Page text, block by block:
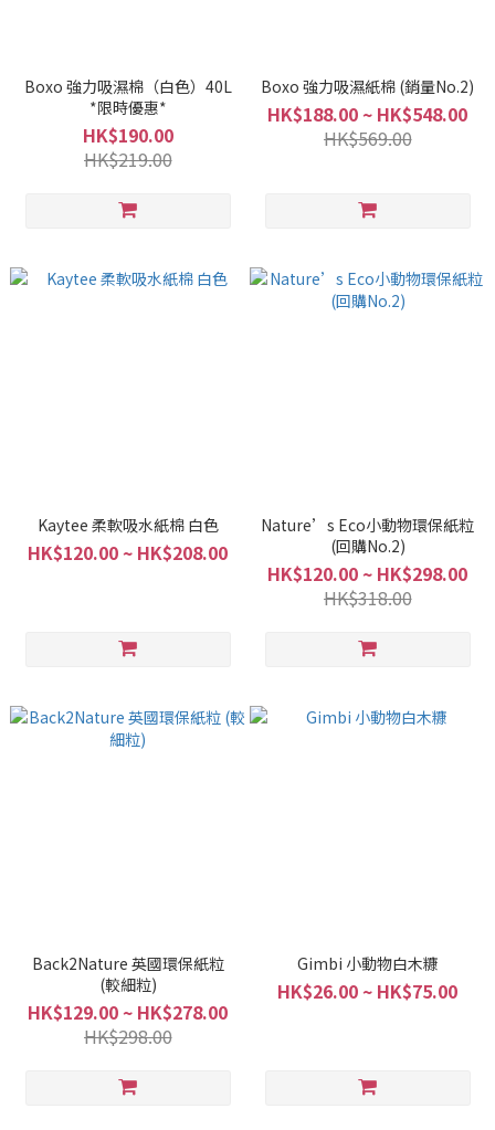
Boxo 強力吸濕棉（白色）40L
*限時優惠*
HK$190.00
HK$219.00
Boxo 強力吸濕紙棉 (銷量No.2)
HK$188.00 ~ HK$548.00
HK$569.00
Kaytee 柔軟吸水紙棉 白色
HK$120.00 ~ HK$208.00
Nature’s Eco小動物環保紙粒
(回購No.2)
HK$120.00 ~ HK$298.00
HK$318.00
Back2Nature 英國環保紙粒
(較細粒)
HK$129.00 ~ HK$278.00
HK$298.00
Gimbi 小動物白木糠
HK$26.00 ~ HK$75.00